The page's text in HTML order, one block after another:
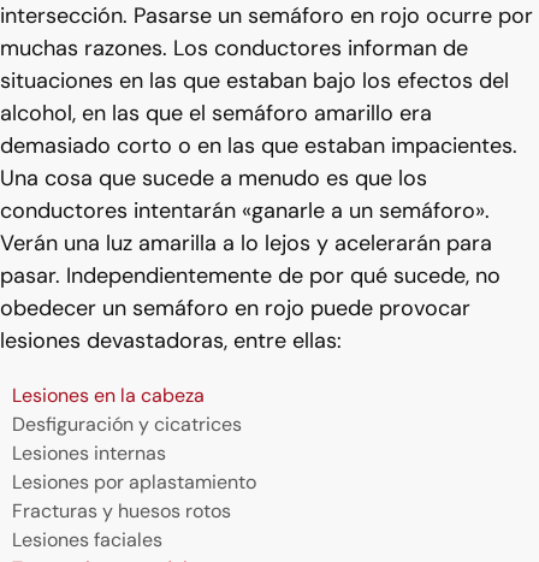
intersección. Pasarse un semáforo en rojo ocurre por
muchas razones. Los conductores informan de
situaciones en las que estaban bajo los efectos del
alcohol, en las que el semáforo amarillo era
demasiado corto o en las que estaban impacientes.
Una cosa que sucede a menudo es que los
conductores intentarán «ganarle a un semáforo».
Verán una luz amarilla a lo lejos y acelerarán para
pasar. Independientemente de por qué sucede, no
obedecer un semáforo en rojo puede provocar
lesiones devastadoras, entre ellas:
Lesiones en la cabeza
Desfiguración y cicatrices
Lesiones internas
Lesiones por aplastamiento
Fracturas y huesos rotos
Lesiones faciales